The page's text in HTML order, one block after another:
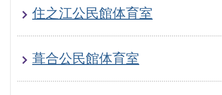
住之江公民館体育室
葺合公民館体育室